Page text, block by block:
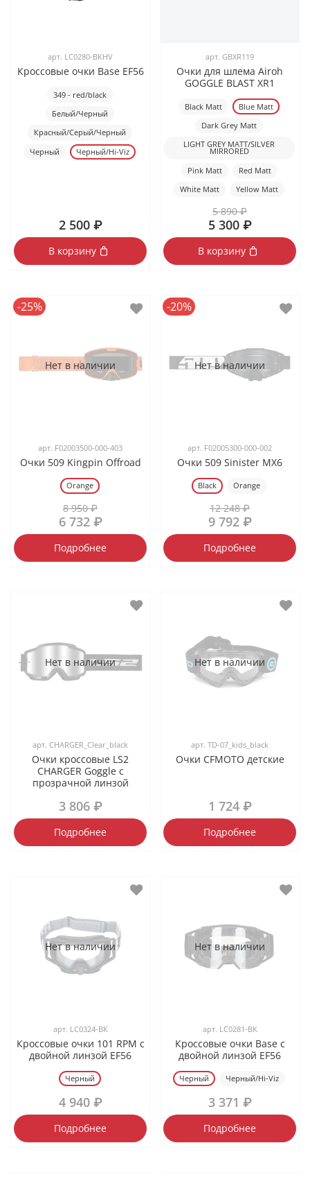
арт. LC0280-BKHV
Кроссовые очки Base EF56
349 - red/black
Белый/Черный
Красный/Серый/Черный
Черный
Черный/Hi-Viz
2 500 ₽
В корзину
арт. GBXR119
Очки для шлема Airoh
GOGGLE BLAST XR1
Black Matt
Blue Matt
Dark Grey Matt
LIGHT GREY MATT/SILVER
MIRRORED
Pink Matt
Red Matt
White Matt
Yellow Matt
5 890 ₽
5 300 ₽
В корзину
Нет в наличии
-25%
арт. F02003500-000-403
Очки 509 Kingpin Offroad
Orange
8 950 ₽
6 732 ₽
Подробнее
Нет в наличии
-20%
арт. F02005300-000-002
Очки 509 Sinister MX6
Black Orange
12 248 ₽
9 792 ₽
Подробнее
Нет в наличии
арт. CHARGER_Clear_black
Очки кроссовые LS2
CHARGER Goggle с
прозрачной линзой
3 806 ₽
Подробнее
Нет в наличии
арт. TD-07_kids_black
Очки CFMOTO детские
1 724 ₽
Подробнее
Нет в наличии
арт. LC0324-BK
Кроссовые очки 101 RPM с
двойной линзой EF56
Черный
4 940 ₽
Подробнее
Нет в наличии
арт. LC0281-BK
Кроссовые очки Base с
двойной линзой EF56
Черный Черный/Hi-Viz
3 371 ₽
Подробнее